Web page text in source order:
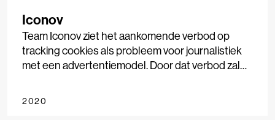
Iconov
Team Iconov ziet het aankomende verbod op
tracking cookies als probleem voor journalistiek
met een advertentiemodel. Door dat verbod zal
verdwijnen
2020